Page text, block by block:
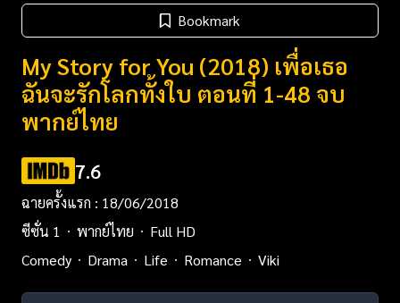
Bookmark
My Story for You (2018) เพื่อเธอ
ฉันจะรักโลกทั้งใบ ตอนที่ 1-48 จบ
พากย์ไทย
7.6
ฉายครั้งแรก : 18/06/2018
ซีซั่น 1
พากย์ไทย
Full HD
Comedy
Drama Life Romance Viki